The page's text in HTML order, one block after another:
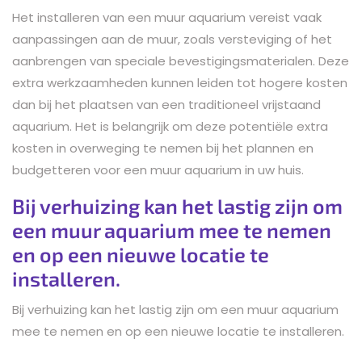
Het installeren van een muur aquarium vereist vaak
aanpassingen aan de muur, zoals versteviging of het
aanbrengen van speciale bevestigingsmaterialen. Deze
extra werkzaamheden kunnen leiden tot hogere kosten
dan bij het plaatsen van een traditioneel vrijstaand
aquarium. Het is belangrijk om deze potentiële extra
kosten in overweging te nemen bij het plannen en
budgetteren voor een muur aquarium in uw huis.
Bij verhuizing kan het lastig zijn om
een muur aquarium mee te nemen
en op een nieuwe locatie te
installeren.
Bij verhuizing kan het lastig zijn om een muur aquarium
mee te nemen en op een nieuwe locatie te installeren.